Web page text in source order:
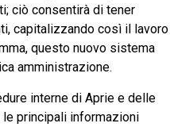
ciò consentirà di tener
capitalizzando così il lavoro
questo nuovo sistema
amministrazione.
interne di Aprie e delle
principali informazioni